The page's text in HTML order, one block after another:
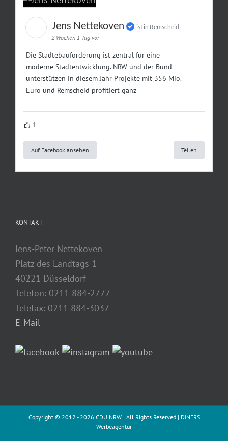
Jens Nettekoven
ist in Remscheid.
2 Wochen 1 Tag vor
Die Städtebauförderung ist zentral für eine
moderne Stadtentwicklung. NRW und der Bund
unterstützen in diesem Jahr Projekte mit 356 Mio.
Euro und Remscheid profitiert ganz
1
Auf Facebook ansehen Teilen
KONTAKT
Jens-Peter Nettekoven
Platz des Landtags 1
40221 Düsseldorf
Telefon: 0211 884-2777
Telefax: 0211 884-3037
E-Mail
Copyright © 2012 -2026 CDU NRW | All Rights Reserved | DINERS
Werbeagentur